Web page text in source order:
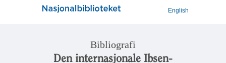
English
Bibliografi
Den internasjonale Ibsen-